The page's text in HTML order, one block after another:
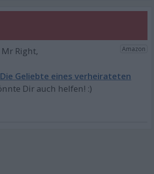
Die Geliebte eines verheirateten